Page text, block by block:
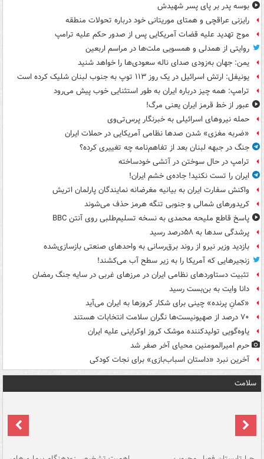
بوسه‌ پدر بر پای پسر شهیدش
رایزنی عراقچی و همتای موریتانی خود درباره تحولات منطقه
موج تهدید علیه قضات آمریکایی پس از صدور حکم علیه ترامپ
روایتی از همدلی و همسویی ملت‌ها در مراسم اربعین
یمن: جهان به‌زودی صدای ناله سعودی‌ها را خواهد شنید
یونیفل: ارتش اسرائیل در یک روز ۱۱۳ توپ به جنوب لبنان شلیک کرده است
ترامپ: همه چیز درباره ایران به طور استثنایی خوب پیش می‌رود
عبور از خط قرمز ایران یعنی مرگ!
حمله نیروهای اسرائیلی به خبرنگار پرس‌تی‌وی
«ضربه مغزی» شدن صدها نظامی آمریکایی در حملات ایران
جنگ در جبهه لبنان بعد از تفاهم‌نامه چه تغییری کرده؟
ترامپ در حال سوختن در آتشی خودساخته
ایران را تست نکنید! جاده‌ی خشم ایران!
واکنش سفارت ایران به بیانیه مغرضانه نمایندگان پارلمان اتریش
کریدورهای شمالی و جنوبی تنگه هرمز حذف می‌شوند
پاسخ قاطع ملیحه محمدی به نسخه تسلیم‌طلبی روی آنتن BBC
پرشدگی سدها به ۵۸درصد رسید
بازدید وزیر نیرو از روند برق‌رسانی به واحدهای صنعتی بازسازی‌شده
زنجیرهایی که آمریکا را به زیر سطح آب می‌کشند!
تثبیت دستاوردهای نظامی ایران در مرزهای غربی در سایه جنگ رمضان
دانا وایت به بن‌بست رسید
«کمانِ پرنده» چینی برای شکار کروزها به ایران می‌آید
۷۰ درصد از صهیونیست‌ها نگران سلامت انتخابات هستند
یاوه‌گویی تولیدکننده موشک کروز اوکراینی علیه ایران
حرم امیرالمومنین محیای آخر صفر شد
آخرین نبرد «داستان اسباب‌بازی» برای نجات کودکی
سلامت